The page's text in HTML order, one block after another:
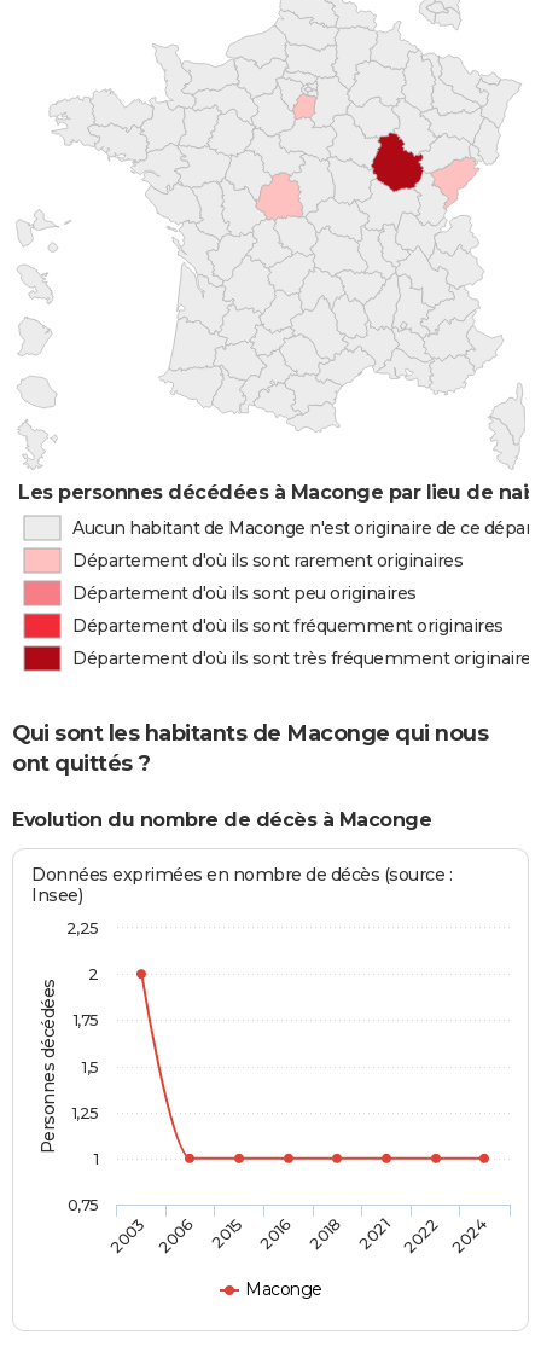
Les personnes décédées à Maconge par lieu de
Aucun habitant de Maconge n'est originaire de ce
Département d'où ils sont rarement originaires
Département d'où ils sont peu originaires
Département d'où ils sont fréquemment originaires
Département d'où ils sont très fréquemment originaires
Qui sont les habitants de Maconge qui nous
ont quittés ?
Evolution du nombre de décès à Maconge
Personnes décédées
Données exprimées en nombre de décès (source :
Insee)
Maconge
2003 2006 2015 2016 2018 2021 2022 2024
0,75
1
1,25
1,5
1,75
2
2,25